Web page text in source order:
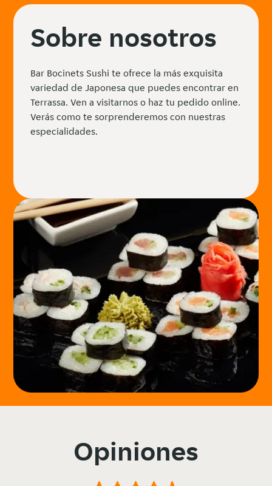
Sobre nosotros
Bar Bocinets Sushi te ofrece la más exquisita
variedad de Japonesa que puedes encontrar en
Terrassa. Ven a visitarnos o haz tu pedido online.
Verás como te sorprenderemos con nuestras
especialidades.
Opiniones